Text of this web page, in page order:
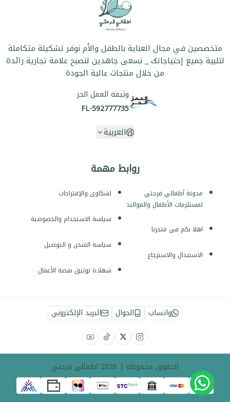
روابط مهمة
مدونة أطفالي فرحتي
لمستلزمات الأطفال والمواليد
اهلا بكم فى متجرنا
الاستبدال والاسترجاع
لشكاوى والإقتراحات
سياسة الاستخدام والخصوصية
سياسة الشحن و التوصيل
شهادة توثيق منصة الأعمال
متخصصين في مجال العناية بالطفل والأم نوفر تشكيلة متكاملة
لتلبية جميع إحتياجاتك _ نسعى جاهدين لنصبح علامة تجارية رائدة
من خلال منتجات عالية الجودة
وثيقة العمل الحر
FL-592777735
العربية
واتساب الجوال البريد الإلكتروني
الحقوق محفوظة | 2026 اطفالي فرحتي